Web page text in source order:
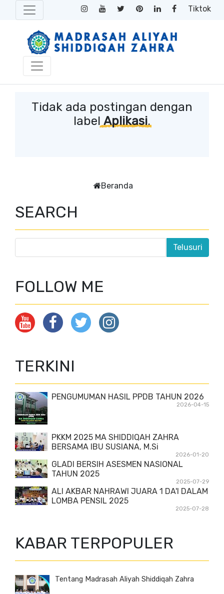
Tiktok
Tidak ada postingan dengan
labelAplikasi.
Beranda
SEARCH
FOLLOW ME
TERKINI
PENGUMUMAN HASIL PPDB TAHUN 2026
2026-04-15
PKKM 2025 MA SHIDDIQAH ZAHRA
BERSAMA IBU SUSIANA, M.Si
2026-01-20
GLADI BERSIH ASESMEN NASIONAL
TAHUN 2025
2025-07-29
ALI AKBAR NAHRAWI JUARA 1 DA'I DALAM
LOMBA PENSIL 2025
2025-07-28
KABAR TERPOPULER
Tentang Madrasah Aliyah Shiddiqah Zahra